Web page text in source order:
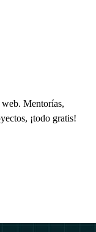
Mentorías,
¡todo gratis!